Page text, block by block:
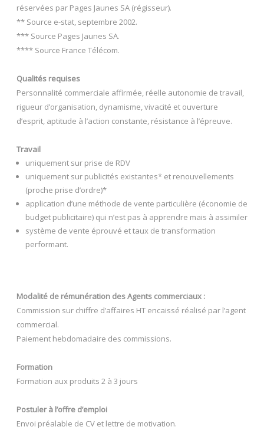
réservées par Pages Jaunes SA (régisseur).
** Source e-stat, septembre 2002.
*** Source Pages Jaunes SA.
**** Source France Télécom.
Qualités requises
Personnalité commerciale affirmée, réelle autonomie de travail,
rigueur d’organisation, dynamisme, vivacité et ouverture
d’esprit, aptitude à l’action constante, résistance à l’épreuve.
Travail
uniquement sur prise de RDV
uniquement sur publicités existantes* et renouvellements
(proche prise d’ordre)*
application d’une méthode de vente particulière (économie de
budget publicitaire) qui n’est pas à apprendre mais à assimiler
système de vente éprouvé et taux de transformation
performant.
Modalité de rémunération des Agents commerciaux :
Commission sur chiffre d’affaires HT encaissé réalisé par l’agent
commercial.
Paiement hebdomadaire des commissions.
Formation
Formation aux produits 2 à 3 jours
Postuler à l’offre d’emploi
Envoi préalable de CV et lettre de motivation.